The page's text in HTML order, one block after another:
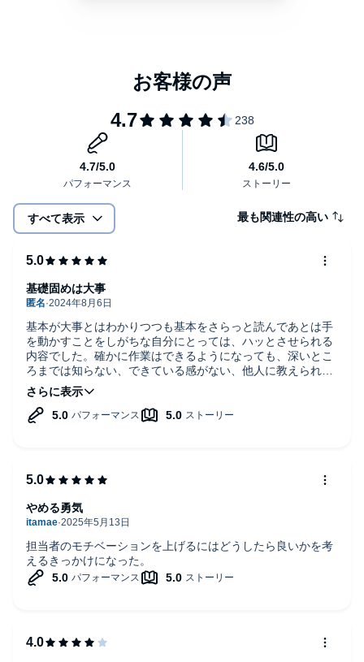
すべて表示 最も関連性の高い
基本が大事とはわかりつつも基本をさらっと読んであとは手
を動かすことをしがちな自分にとっては、ハッとさせられる
内容でした。確かに作業はできるようになっても、深いとこ
ろまでは知らない、できている感がない、他人に教えられる
自信がないことが多々あり、まさに基本を疎かにした結果だ
なと反省しました。
基礎固めは大事
担当者のモチベーションを上げるにはどうしたら良いかを考
えるきっかけになった。
やめる勇気